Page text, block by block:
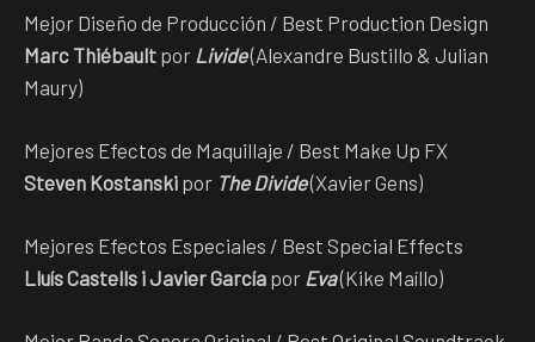
Mejor Diseño de Producción / Best Production Design
Marc Thiébault por Livide(Alexandre Bustillo & Julian
Maury)
Mejores Efectos de Maquillaje / Best Make Up FX
Steven Kostanski por The Divide(Xavier Gens)
Mejores Efectos Especiales / Best Special Effects
Lluís Castells i Javier García por Eva(Kike Maíllo)